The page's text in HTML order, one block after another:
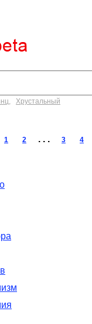
, Хрустальный
1 2 . . . 3 4